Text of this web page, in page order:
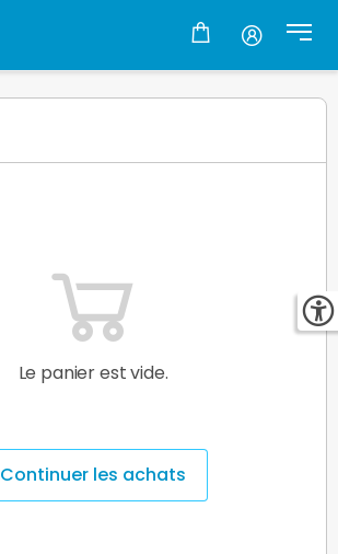
Le panier est vide.
Continuer les achats